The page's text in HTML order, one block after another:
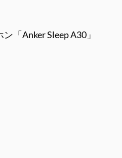
「Anker Sleep A30」